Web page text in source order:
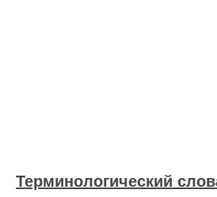
Терминологический